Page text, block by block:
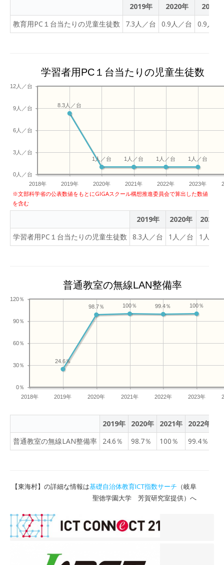
2019年 2020年
2021年
教育用PC１台当たりの児童生徒数
7.3人／台 0.9人／台 0.9人／
学習者用PC１台当たりの児童生徒数
2018年 2019年 2020年 2021年 2022年 2023年
0人／台
3人／台
6人／台
9人／台
12人／台
1人／台
1人／台
1人／台
1人／台
8.3人／台
※文部科学省の公表数値をもとにGIGAスクール構想推進委員会で算出した数値
を含む
2019年 2020年
2021年
学習者用PC１台当たりの児童生徒数
8.3人／台 1人／台 1人／台
普通教室の無線LAN整備率
2018年 2019年 2020年 2021年 2022年 2023年
0％
30％
60％
90％
120％
100％
99.4％
100％
98.7％
24.6％
2019年 2020年 2021年 2022年
普通教室の無線LAN整備率
24.6％ 98.7％ 100％ 99.4％
【東海村】の詳細な情報は基礎自治体教育ICT指数サーチ （岐阜
聖徳学園大学 芳賀研究室提供）へ